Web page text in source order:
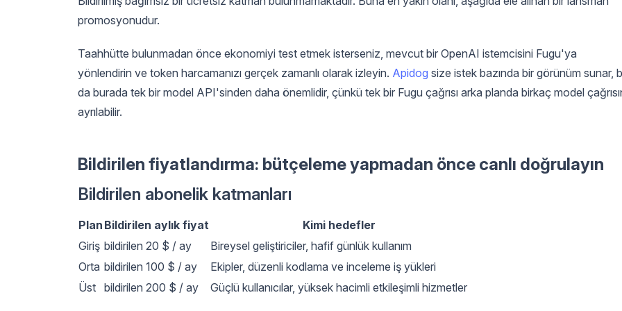
promosyonudur.
Taahhütte bulunmadan önce ekonomiyi test etmek isterseniz, mevcut bir OpenAI istemcisini Fugu'ya
yönlendirin ve token harcamanızı gerçek zamanlı olarak izleyin. Apidog size istek bazında bir görünüm sunar,
da burada tek bir model API'sinden daha önemlidir, çünkü tek bir Fugu çağrısı arka planda birkaç model
ayrılabilir.
Bildirilen fiyatlandırma: bütçeleme yapmadan önce canlı doğrulayın
Bildirilen abonelik katmanları
Plan Bildirilen aylık fiyat
Kimi hedefler
Giriş bildirilen 20 $ / ay
Bireysel geliştiriciler, hafif günlük kullanım
Orta bildirilen 100 $ / ay
Ekipler, düzenli kodlama ve inceleme iş yükleri
Üst bildirilen 200 $ / ay Güçlü kullanıcılar, yüksek hacimli etkileşimli hizmetler